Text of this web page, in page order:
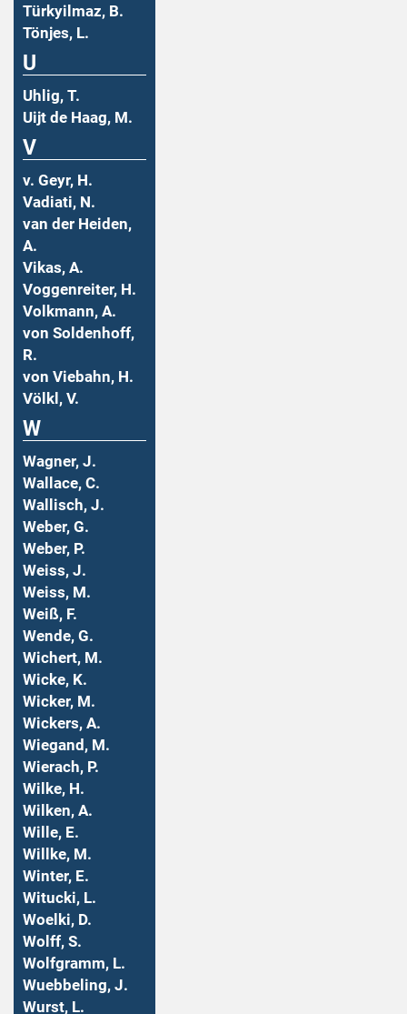
Türkyilmaz, B.
Tönjes, L.
U
Uhlig, T.
Uijt de Haag, M.
V
v. Geyr, H.
Vadiati, N.
van der Heiden,
A.
Vikas, A.
Voggenreiter, H.
Volkmann, A.
von Soldenhoff,
R.
von Viebahn, H.
Völkl, V.
W
Wagner, J.
Wallace, C.
Wallisch, J.
Weber, G.
Weber, P.
Weiss, J.
Weiss, M.
Weiß, F.
Wende, G.
Wichert, M.
Wicke, K.
Wicker, M.
Wickers, A.
Wiegand, M.
Wierach, P.
Wilke, H.
Wilken, A.
Wille, E.
Willke, M.
Winter, E.
Witucki, L.
Woelki, D.
Wolff, S.
Wolfgramm, L.
Wuebbeling, J.
Wurst, L.